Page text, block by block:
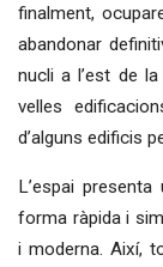
finalment,
abandonar
nucli a l’est de
velles
d’alguns edificis
L’espai
forma ràpida i
i moderna. Així,